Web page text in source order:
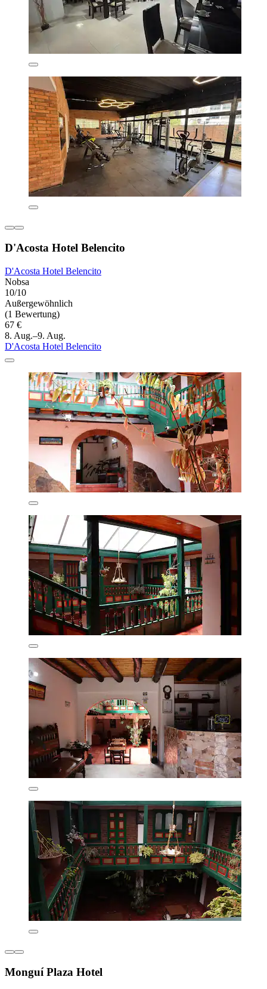
D'Acosta Hotel Belencito
D'Acosta Hotel Belencito
Nobsa
10/10
Außergewöhnlich
(1 Bewertung)
67 €
8. Aug.–9. Aug.
D'Acosta Hotel Belencito
Monguí Plaza Hotel